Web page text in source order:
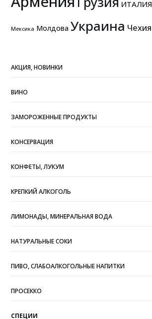
ИТАЛИЯ
Мексика Молдова Украина Чехия
АКЦИЯ, НОВИНКИ
ВИНО
ЗАМОРОЖЕННЫЕ ПРОДУКТЫ
КОНСЕРВАЦИЯ
КОНФЕТЫ, ЛУКУМ
КРЕПКИЙ АЛКОГОЛЬ
ЛИМОНАДЫ, МИНЕРАЛЬНАЯ ВОДА
НАТУРАЛЬНЫЕ СОКИ
ПИВО, СЛАБОАЛКОГОЛЬНЫЕ НАПИТКИ
ПРОСЕККО
СПЕЦИИ